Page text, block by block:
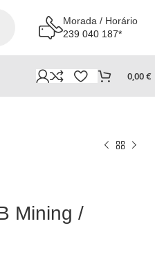
Morada / Horário
239 040 187*
0,00€
Mining /